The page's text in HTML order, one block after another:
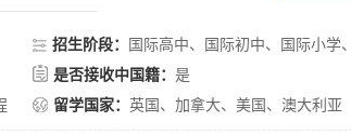
招生阶段： 国际高中、国际初中、国际小学
是否接收中国籍： 是
留学国家： 英国、加拿大、美国、澳大利亚